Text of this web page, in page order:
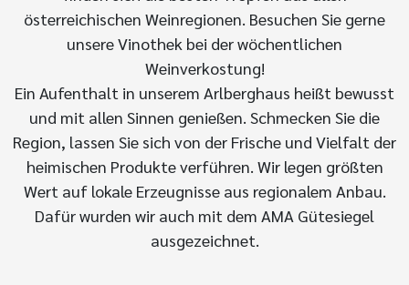
österreichischen Weinregionen. Besuchen Sie gerne
unsere Vinothek bei der wöchentlichen
Weinverkostung!
Ein Aufenthalt in unserem Arlberghaus heißt bewusst
und mit allen Sinnen genießen. Schmecken Sie die
Region, lassen Sie sich von der Frische und Vielfalt der
heimischen Produkte verführen. Wir legen größten
Wert auf lokale Erzeugnisse aus regionalem Anbau.
Dafür wurden wir auch mit dem AMA Gütesiegel
ausgezeichnet.